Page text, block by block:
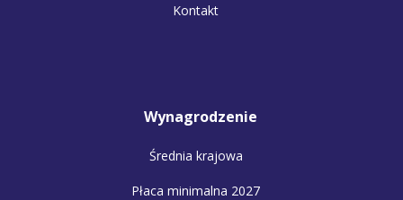
Kontakt
Wynagrodzenie
Średnia krajowa
Płaca minimalna 2027